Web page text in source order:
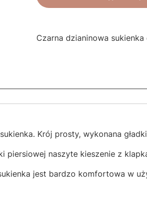
Czarna dzianinowa
Krój prosty, wykonana
naszyte kieszenie z
jest bardzo komfortowa w